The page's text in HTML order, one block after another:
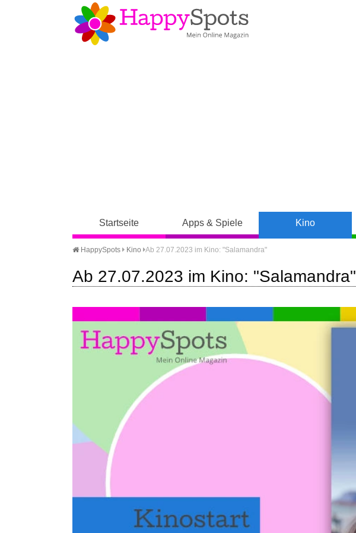
Startseite Apps & Spiele Kino
HappySpots Kino Ab 27.07.2023 im Kino: "Salamandra"
Ab 27.07.2023 im Kino: "Salamandra"